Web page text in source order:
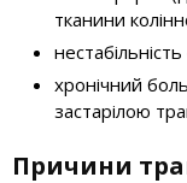
тканини
хронічний
застарілою
Причини